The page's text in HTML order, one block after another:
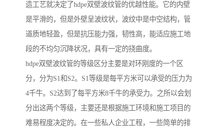
造工艺就决定了hdpe双壁波纹管的优越性能。它的内壁
是平滑的，但是外壁呈波纹状，波纹中是中空结构，管
道质地轻盈，但是抗压能力强，韧性高，能适应施工地
段的不均匀沉降状况，具有一定的挠曲度。
hdpe双壁波纹管的等级区分主要是对环刚度的一个区
分，分为S1和S2。S1等级是每平方米可以承受的压力为
4千牛。S2达到了每平方米8千牛的承受力。之所以会划
分出这两个等级，主要还是根据施工环境和施工项目的
难易程度决定的。在一些私人企业工程，一些简单的排